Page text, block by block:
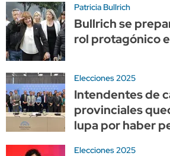
Patricia Bullrich
Bullrich se
rol protagónico
Elecciones 2025
Intendentes de
provinciales
lupa por haber
Elecciones 2025